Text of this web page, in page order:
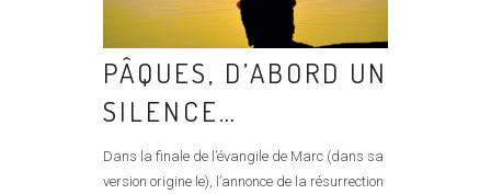
PÂQUES, D’ABORD UN
SILENCE…
Dans la finale de l’évangile de Marc (dans sa
version origine le), l’annonce de la résurrection